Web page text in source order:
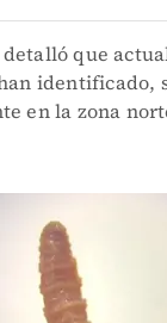
detalló que
identificado,
en la zona